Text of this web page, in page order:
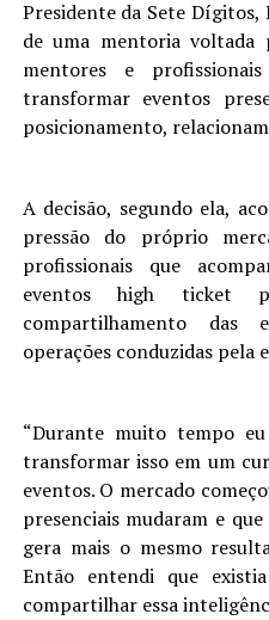
Presidente da Sete
de uma mentoria voltada
mentores e
transformar eventos
posicionamento,
A decisão, segundo ela,
pressão do próprio
profissionais que
eventos high ticket
compartilhamento das
operações conduzidas pela
“Durante muito tempo
transformar isso em um
eventos. O mercado
presenciais mudaram e
gera mais o mesmo
Então entendi que
compartilhar essa